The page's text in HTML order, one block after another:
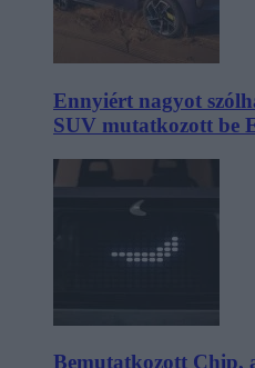
Ennyiért nagyot
SUV mutatkozott be
Bemutatkozott Chip,